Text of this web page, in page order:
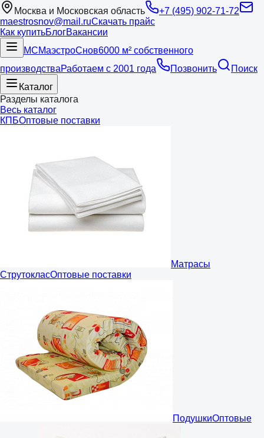
Москва и Московская область
+7 (495) 902-71-72
maestrosnov@mail.ruСкачать прайс
Как купитьБлогВакансии
МСМаэстроСнов6000 м² собственного
производстваРаботаем с 2001 года Позвонить
Поиск
Каталог
Разделы каталога
Весь каталог
КПБОптовые поставки
Матрасы
СтрутокласОптовые поставки
ПодушкиОптовые